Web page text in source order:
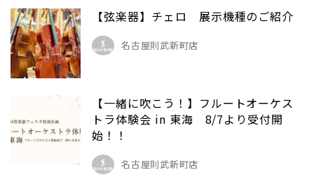
【弦楽器】チェロ 展示機種のご紹介
名古屋則武新町店
【一緒に吹こう！】フルートオーケス
トラ体験会 in 東海 8/7より受付開
始！！
名古屋則武新町店